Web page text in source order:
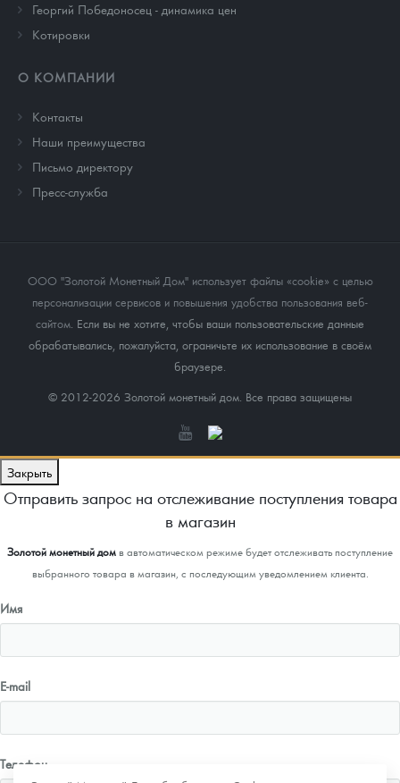
Георгий Победоносец - динамика цен
Котировки
О КОМПАНИИ
Контакты
Наши преимущества
Письмо директору
Пресс-служба
ООО "Золотой Монетный Дом" использует файлы «cookie» с целью
персонализации сервисов и повышения удобства пользования веб-
сайтом. Если вы не хотите, чтобы ваши пользовательские данные
обрабатывались, пожалуйста, ограничьте их использование в своём
браузере.
© 2012-2026 Золотой монетный дом. Все права защищены
Закрыть
Отправить запрос на отслеживание поступления товара
в магазин
Золотой монетный домв автоматическом режиме будет отслеживать поступление
выбранного товара в магазин, с последующим уведомлением клиента.
Имя
E-mail
Телефон